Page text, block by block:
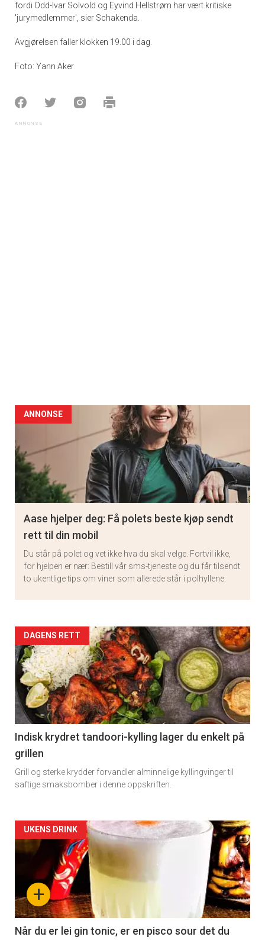
fordi Odd-Ivar Solvold og Eyvind Hellstrøm har vært kritiske
'jurymedlemmer', sier Schakenda.
Avgjørelsen faller klokken 19.00 i dag.
Foto: Yann Aker
ANNONSE
Aase hjelper deg: Få polets beste kjøp sendt
rett til din mobil
Du står på polet og vet ikke hva du skal velge. Fortvil ikke,
for hjelpen er nær: Bestill vår sms-tjeneste og du får tilsendt
to ukentlige tips om viner som allerede står i polhyllene.
Artikler
detail
-
section
11
DAGENS RETT
Indisk krydret tandoori-kylling lager du enkelt på
grillen
Grill og sterke krydder forvandler alminnelige kyllingvinger til
saftige smaksbomber i denne oppskriften.
Artikler
detail
section
11
+
UKENS DRINK
Når du er lei gin tonic, er en pisco sour det du